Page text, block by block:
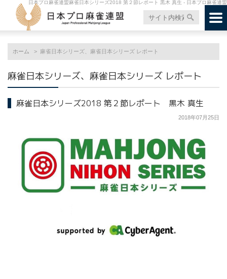
日本プロ麻雀連盟麻雀日本シリーズ2018 第２節レポート 黒木 真生 - 日本プロ麻雀連盟
ホーム 麻雀日本シリーズ、麻雀日本シリーズ レポート
麻雀日本シリーズ、麻雀日本シリーズ レポート
麻雀日本シリーズ2018 第２節レポート 黒木 真生
2018年07月25日